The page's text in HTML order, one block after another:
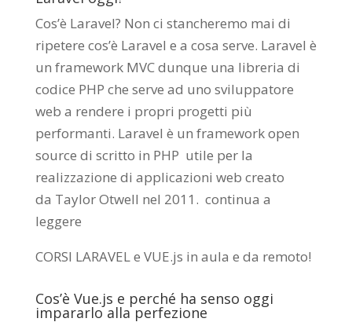
Cos’è Laravel? Non ci stancheremo mai di
ripetere cos’è Laravel e a cosa serve. Laravel è
un framework MVC dunque una libreria di
codice PHP che serve ad uno sviluppatore
web a rendere i propri progetti più
performanti. Laravel è un framework open
source di scritto in PHP utile per la
realizzazione di applicazioni web creato
da Taylor Otwell nel 2011. continua a
leggere
CORSI LARAVEL e VUE.js in aula e da remoto!
Cos’è Vue.js e perché ha senso oggi
impararlo alla perfezione